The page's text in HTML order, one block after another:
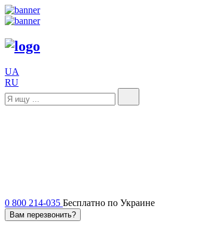
UA
RU
0 800 214-035 Бесплатно по Украине
Вам перезвонить?